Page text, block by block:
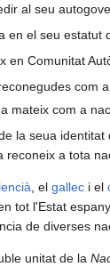
al seu
en el seu estatut
en Comunitat
com
mateix com a
la seua
a tota
, el gallec i el
en tot l'Estat
de diverses
unitat de la